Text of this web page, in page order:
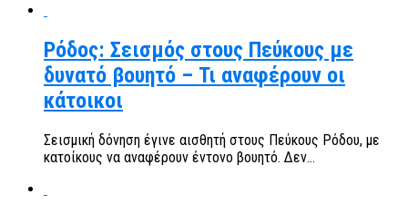
Ρόδος: Σεισμός στους Πεύκους με
δυνατό βουητό – Τι αναφέρουν οι
κάτοικοι
Σεισμική δόνηση έγινε αισθητή στους Πεύκους Ρόδου, με
κατοίκους να αναφέρουν έντονο βουητό. Δεν...